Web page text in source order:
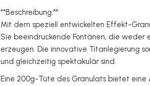
**Beschreibung:**
Mit dem speziell entwickelten Effekt-
Sie beeindruckende Fontänen, die weder
erzeugen. Die innovative Titanlegierung
und gleichzeitig spektakulär sind.
Eine 200g-Tüte des Granulats bietet eine